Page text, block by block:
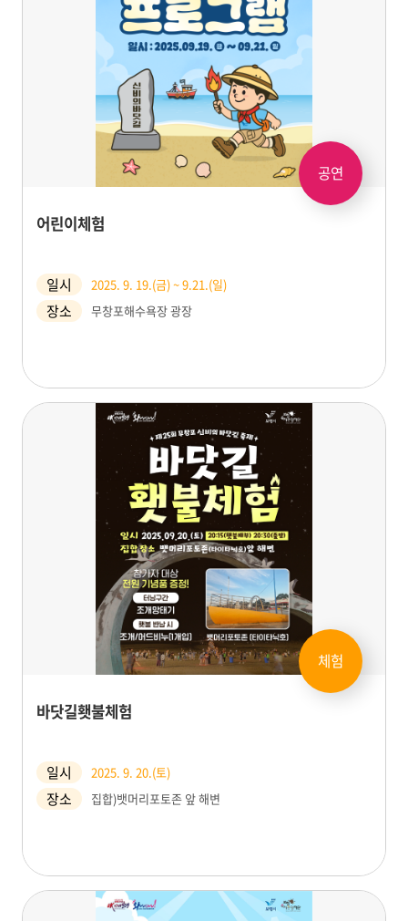
공연
어린이체험
일시 2025. 9. 19.(금) ~ 9.21.(일)
장소 무창포해수욕장 광장
체험
바닷길횃불체험
일시 2025. 9. 20.(토)
장소 집합)뱃머리포토존 앞 해변